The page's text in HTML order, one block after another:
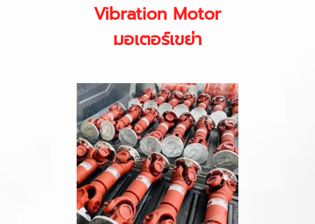
Vibration Motor
มอเตอร์เขย่า